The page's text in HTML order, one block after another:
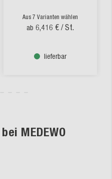
Aus 7 Varianten wählen
ab 6,416 € / St.
lieferbar
MEDEWO